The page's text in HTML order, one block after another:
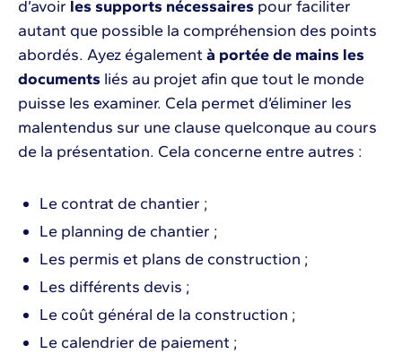
d’avoir les supports nécessaires pour faciliter
autant que possible la compréhension des points
abordés. Ayez également à portée de mains les
documents liés au projet afin que tout le monde
puisse les examiner. Cela permet d’éliminer les
malentendus sur une clause quelconque au cours
de la présentation. Cela concerne entre autres :
Le contrat de chantier ;
Le planning de chantier ;
Les permis et plans de construction ;
Les différents devis ;
Le coût général de la construction ;
Le calendrier de paiement ;